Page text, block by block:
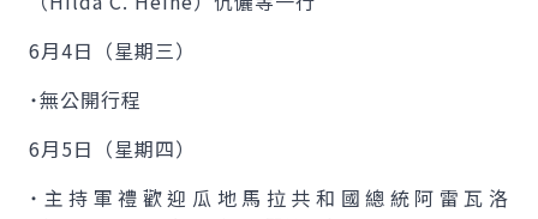
6月4日（星期三）
˙無公開行程
6月5日（星期四）
˙主持軍禮歡迎瓜地馬拉共和國總統阿雷瓦洛